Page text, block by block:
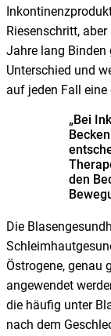
Riesenschritt,
Jahre lang Binden
Unterschied und
auf jeden Fall
„Bei
den
Die
Östrogene, genau
angewendet
die häufig unter
nach dem